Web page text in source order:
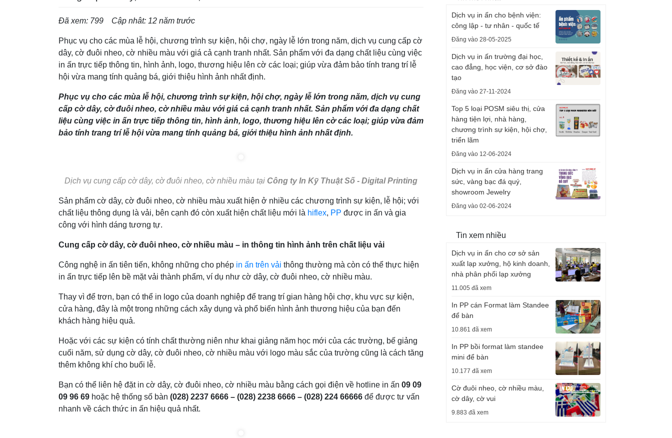
Đã xem: 799 Cập nhât: 12 năm trước
Phục vụ cho các mùa lễ hội, chương trình sự kiện, hội chợ, ngày lễ lớn trong năm, dịch vụ cung cấp cờ
dây, cờ đuôi nheo, cờ nhiều màu với giá cả cạnh tranh nhất. Sản phẩm với đa dạng chất liệu cùng việc
in ấn trực tiếp thông tin, hình ảnh, logo, thương hiệu lên cờ các loại; giúp vừa đảm bảo tính trang trí lễ
hội vừa mang tính quảng bá, giới thiệu hình ảnh nhất định.
Phục vụ cho các mùa lễ hội, chương trình sự kiện, hội chợ, ngày lễ lớn trong năm, dịch vụ cung
cấp cờ dây, cờ đuôi nheo, cờ nhiều màu với giá cả cạnh tranh nhất. Sản phẩm với đa dạng chất
liệu cùng việc in ấn trực tiếp thông tin, hình ảnh, logo, thương hiệu lên cờ các loại; giúp vừa đảm
bảo tính trang trí lễ hội vừa mang tính quảng bá, giới thiệu hình ảnh nhất định.
Dịch vụ cung cấp cờ dây, cờ đuôi nheo, cờ nhiều màu tại Công ty In Kỹ Thuật Số - Digital Printing
Sản phẩm cờ dây, cờ đuôi nheo, cờ nhiều màu xuất hiện ở nhiều các chương trình sự kiện, lễ hội; với
chất liệu thông dụng là vải, bên cạnh đó còn xuất hiện chất liệu mới là hiflex, PP được in ấn và gia
công với hình dáng tương tự.
Cung cấp cờ dây, cờ đuôi nheo, cờ nhiều màu – in thông tin hình ảnh trên chất liệu vải
Công nghệ in ấn tiên tiến, không những cho phép in ấn trên vải thông thường mà còn có thể thực hiện
in ấn trực tiếp lên bề mặt vải thành phẩm, ví dụ như cờ dây, cờ đuôi nheo, cờ nhiều màu.
Thay vì để trơn, bạn có thể in logo của doanh nghiệp để trang trí gian hàng hội chợ, khu vực sự kiện,
cửa hàng, đây là một trong những cách xây dụng và phổ biến hình ảnh thương hiệu của bạn đến
khách hàng hiệu quả.
Hoặc với các sự kiện có tính chất thường niên như khai giảng năm học mới của các trường, bế giảng
cuối năm, sử dụng cờ dây, cờ đuôi nheo, cờ nhiều màu với logo màu sắc của trường cũng là cách tăng
thêm không khí cho buổi lễ.
Bạn có thể liên hệ đặt in cờ dây, cờ đuôi nheo, cờ nhiều màu bằng cách gọi điện về hotline in ấn 09 09
09 96 69 hoặc hệ thống số bàn (028) 2237 6666 – (028) 2238 6666 – (028) 224 66666 để được tư vấn
nhanh về cách thức in ấn hiệu quả nhất.
Dịch vụ in ấn cho bệnh viện:
công lập - tư nhân - quốc tế
Đăng vào 28-05-2025
Dịch vụ in ấn trường đại học,
cao đẳng, học viện, cơ sở đào
tạo
Đăng vào 27-11-2024
Top 5 loại POSM siêu thị, cửa
hàng tiện lợi, nhà hàng,
chương trình sự kiện, hội chợ,
triển lãm
Đăng vào 12-06-2024
Dịch vụ in ấn cửa hàng trang
sức, vàng bạc đá quý,
showroom Jewelry
Đăng vào 02-06-2024
Tin xem nhiều
Dịch vụ in ấn cho cơ sở sản
xuất lạp xưởng, hộ kinh doanh,
nhà phân phối lạp xưởng
11.005 đã xem
In PP cán Format làm Standee
để bàn
10.861 đã xem
In PP bồi format làm standee
mini để bàn
10.177 đã xem
Cờ đuôi nheo, cờ nhiều màu,
cờ dây, cờ vui
9.883 đã xem